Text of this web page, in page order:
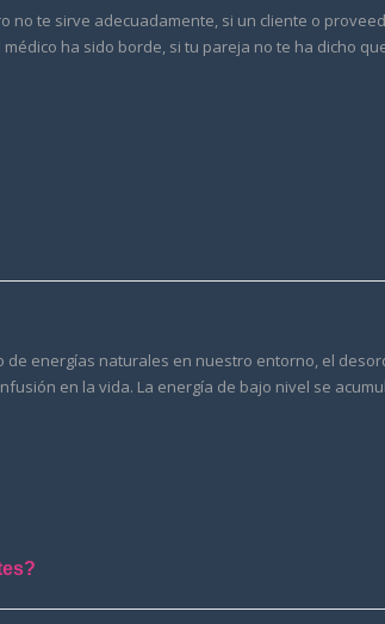
no te sirve adecuadamente, si un cliente o
ha sido borde, si tu pareja no te ha dicho
de energías naturales en nuestro entorno, el
en la vida. La energía de bajo nivel se